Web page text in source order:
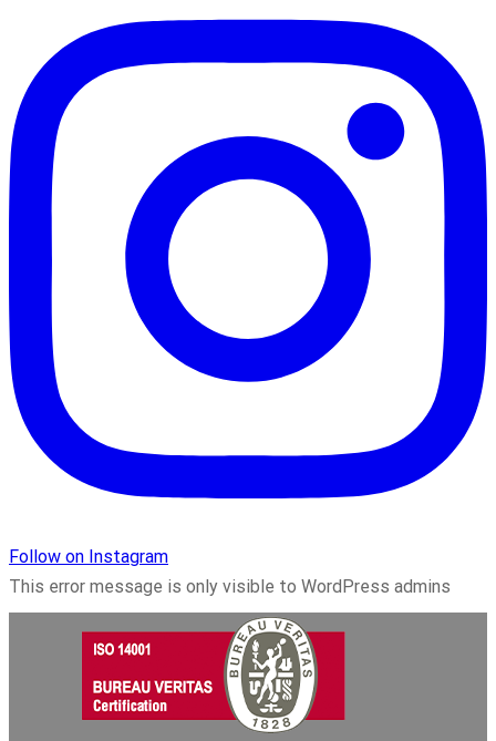
Follow on Instagram
This error message is only visible to WordPress admins